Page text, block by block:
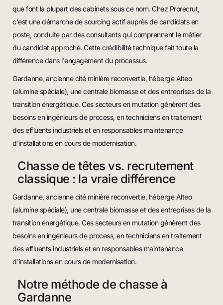
que font la plupart des cabinets sous ce nom. Chez Prorecrut,
c'est une démarche de sourcing actif auprès de candidats en
poste, conduite par des consultants qui comprennent le métier
du candidat approché. Cette crédibilité technique fait toute la
différence dans l'engagement du processus.
Gardanne, ancienne cité minière reconvertie, héberge Alteo
(alumine spéciale), une centrale biomasse et des entreprises de la
transition énergétique. Ces secteurs en mutation génèrent des
besoins en ingénieurs de process, en techniciens en traitement
des effluents industriels et en responsables maintenance
d'installations en cours de modernisation.
Chasse de têtes vs. recrutement
classique : la vraie différence
Gardanne, ancienne cité minière reconvertie, héberge Alteo
(alumine spéciale), une centrale biomasse et des entreprises de la
transition énergétique. Ces secteurs en mutation génèrent des
besoins en ingénieurs de process, en techniciens en traitement
des effluents industriels et en responsables maintenance
d'installations en cours de modernisation.
Notre méthode de chasse à
Gardanne